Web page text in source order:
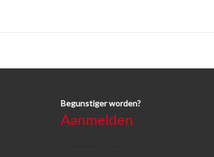
Begunstiger worden?
Aanmelden